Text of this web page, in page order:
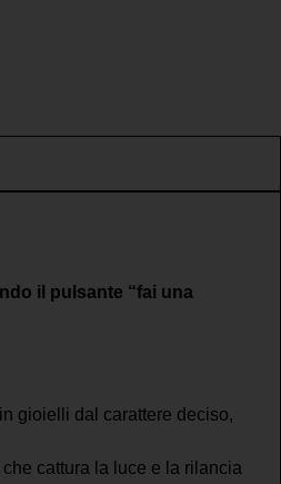
il pulsante “fai una
gioielli dal carattere deciso,
cattura la luce e la rilancia